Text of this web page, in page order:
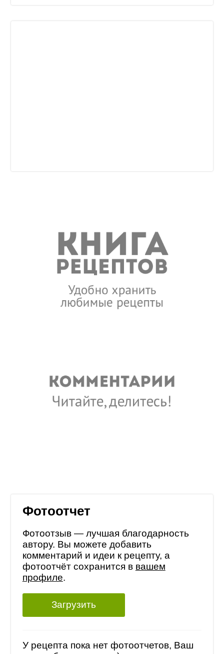
Фотоотчет
Фотоотзыв — лучшая благодарность
автору. Вы можете добавить
комментарий и идеи к рецепту, а
фотоотчёт сохранится в вашем
профиле.
Загрузить
У рецепта пока нет фотоотчетов, Ваш